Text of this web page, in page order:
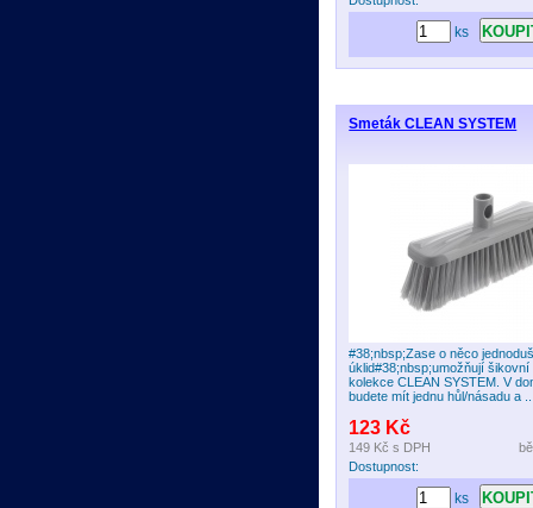
ks
Smeták CLEAN SYSTEM
#38;nbsp;Zase o něco
úklid#38;nbsp;umožňují
kolekce CLEAN SYSTEM. V
budete mít jednu hůl/násadu a
123 Kč
149 Kč s DPH
Dostupnost:
ks